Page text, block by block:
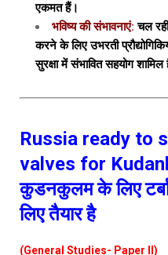
एकमत हैं।
भविष्य की संभावनाएं: चल
करने के लिए उभरती
सुरक्षा में संभावित सहयोग शामिल
Russia ready to
valves for
कुडनकुलम के लिए
लिए तैयार है
(General Studies- Paper II)